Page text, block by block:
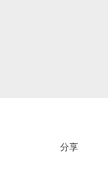
分享